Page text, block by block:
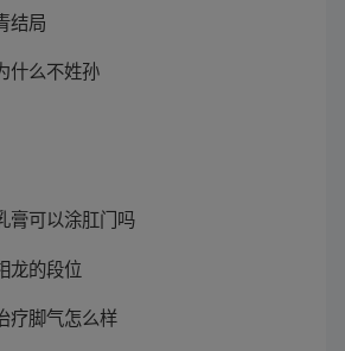
结局
什么不姓孙
膏可以涂肛门吗
龙的段位
疗脚气怎么样